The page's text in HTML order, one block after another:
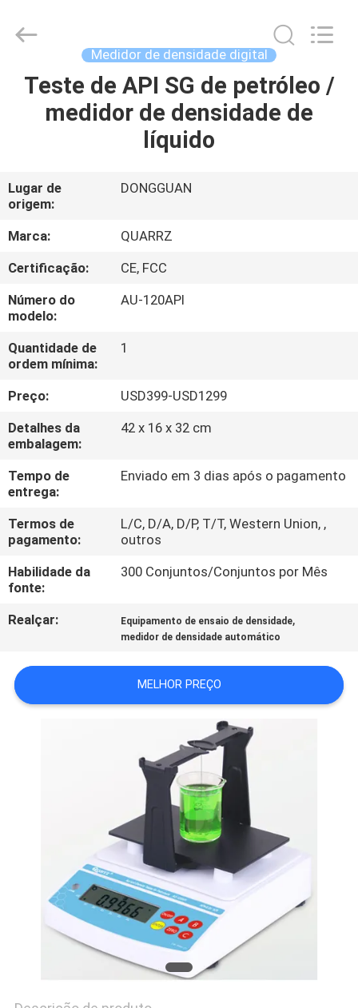
CASA
SOBRE
NÓS
EXCURSÃO
DA
FÁBRICA
CONTROLE
DA
QUALIDADE
CONTACTE-
NOS
PEÇA
UMAS
CITAÇÕES
MAPA
DO
SITE
2018
Guangdong Hongtuo Instrument Technology Co.,Ltd.
Reserved.
Medidor de densidade digital
Teste de API SG de petróleo /
medidor de densidade de
líquido
Lugar de
origem:
DONGGUAN
Marca:
QUARRZ
Certificação:
CE, FCC
Número do
modelo:
AU-120API
Quantidade de
ordem mínima:
1
Preço:
USD399-USD1299
Detalhes da
embalagem:
42 x 16 x 32 cm
Tempo de
entrega:
Enviado em 3 dias após o pagamento
Termos de
pagamento:
L/C, D/A, D/P, T/T, Western Union, ,
outros
Habilidade da
fonte:
300 Conjuntos/Conjuntos por Mês
Realçar: Equipamento de ensaio de densidade,
medidor de densidade automático
MELHOR PREÇO